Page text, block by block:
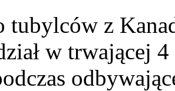
tubylców z
w trwającej